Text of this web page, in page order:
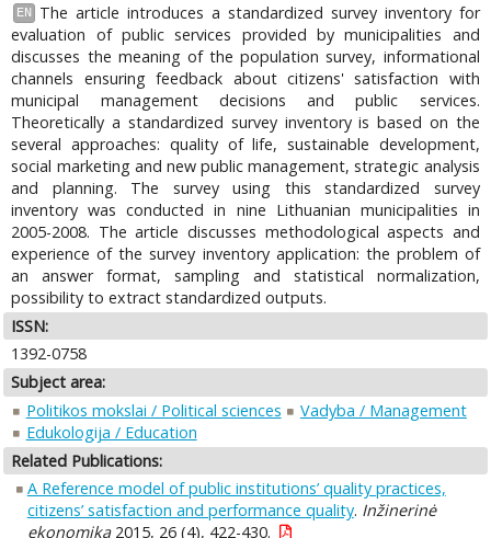
EN
The article introduces a standardized survey inventory for
evaluation of public services provided by municipalities and
discusses the meaning of the population survey, informational
channels ensuring feedback about citizens' satisfaction with
municipal management decisions and public services.
Theoretically a standardized survey inventory is based on the
several approaches: quality of life, sustainable development,
social marketing and new public management, strategic analysis
and planning. The survey using this standardized survey
inventory was conducted in nine Lithuanian municipalities in
2005-2008. The article discusses methodological aspects and
experience of the survey inventory application: the problem of
an answer format, sampling and statistical normalization,
possibility to extract standardized outputs.
ISSN:
1392-0758
Subject area:
Politikos mokslai / Political sciences
Vadyba / Management
Edukologija / Education
Related Publications:
A Reference model of public institutions’ quality practices,
citizens’ satisfaction and performance quality. Inžinerinė
ekonomika2015, 26 (4), 422-430.